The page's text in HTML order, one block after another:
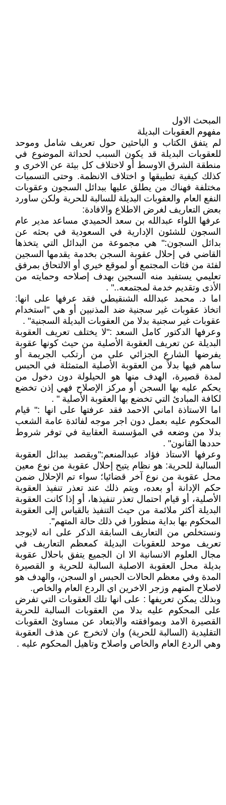
المبحث الاول
مفهوم العقوبات البديلة
لم يتفق الكتاب و الباحثين حول تعريف شامل وموحد
للعقوبات البديلة قد يكون السبب لحداثة الموضوع في
منطقة الشرق الاوسط أو لاختلاف كل بيئة عن الاخرى و
كذلك كيفية تطبيقها و اختلاف الانظمة. وحتى التسميات
مختلفة فهناك من يطلق عليها ببدائل السجون وعقوبات
النفع العام والعقوبات البديلة للسالبة للحرية ولكن ساورد
بعض التعاريف لغرض الاطلاع والافادة:
عرفها اللواء عبدالله بن سعد الحميدي مساعد مدير عام
السجون للشئون الإدارية في السعودية في بحثه عن
بدائل السجون:" هي مجموعة من البدائل التي يتخذها
القاضي في إحلال عقوبة السجن بخدمة يقدمها السجين
لفئة من فئات المجتمع أو لموقع خيري أو الالتحاق بمرفق
تعليمي يستفيد منه السجين بهدف إصلاحه وحمايته من
الأذى وتقديم خدمة لمجتمعه.." .
اما د. محمد عبدالله الشنقيطي فقد عرفها على انها:
اتخاذ عقوبات غير سجنية ضد المذنبين أو هي "استخدام
عقوبات غير سجنية بدلا من العقوبات البديلة السجنية" .
وعرفها الدكتور كامل السعد :"لا يختلف تعريف العقوبة
البديلة عن تعريف العقوبة الأصلية من حيث كونها عقوبة
يفرضها الشارع الجزائي على من أرتكب الجريمة أو
ساهم فيها بدلاً من العقوبة الأصلية المتمثلة في الحبس
لمدة قصيرة، الهدف منها هو الحيلولة دون دخول من
يحكم عليه بها السجن أو مركز الإصلاح فهي إذن تخضع
لكافة المبادئ التي تخضع بها العقوبة الأصلية " .
اما الاستاذة اماني الاحمد فقد عرفتها على انها :" قيام
المحكوم عليه بعمل دون اجر موجه لفائدة عامة الشعب
بدلا من وضعه في المؤسسة العقابية في توفر شروط
حددها القانون" .
وعرفها الاستاذ فؤاد عبدالمنعم:"ويقصد ببدائل العقوبة
السالبة للحرية: هو نظام يتيح إحلال عقوبة من نوع معين
محل عقوبة من نوع آخر قضائيا؛ سواء تم الإحلال ضمن
حكم الإدانة أو بعده، ويتم ذلك عند تعذر تنفيذ العقوبة
الأصلية، أو قيام احتمال تعذر تنفيذها، أو إذا كانت العقوبة
البديلة أكثر ملائمة من حيث التنفيذ بالقياس إلى العقوبة
المحكوم بها بداية منظورا في ذلك حالة المتهم".
ونستخلص من التعاريف السابقة الذكر على انه لايوجد
تعريف موحد للعقوبات البديلة كمعظم التعاريف في
مجال العلوم الانسانية الا ان الجميع يتفق باحلال عقوبة
بديلة محل العقوبة الاصلية السالبة للحرية و القصيرة
المدة وفي معظم الحالات الحبس او السجن، والهدف هو
لاصلاح المتهم وزجر الاخرين اي الردع العام والخاص.
وبذلك يمكن تعريفها : على انها تلك العقوبات التي تفرض
على المحكوم عليه بدلا من العقوبات السالبة للحرية
القصيرة الامد وبموافقته والابتعاد عن مساوئ العقوبات
التقليدية (السالبة للحرية) وان لاتخرج عن هذف العقوبة
وهي الردع العام والخاص واصلاح وتاهيل المحكوم عليه .